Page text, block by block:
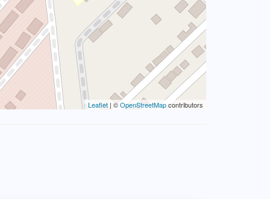
Leaflet | ©OpenStreetMapcontributors